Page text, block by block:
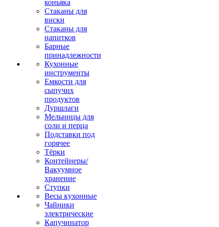
коньяка
Стаканы для
виски
Стаканы для
напитков
Барные
принадлежности
Кухонные
инструменты
Емкости для
сыпучих
продуктов
Дуршлаги
Мельницы для
соли и перца
Подставки под
горячее
Тёрки
Контейнеры/
Вакуумное
хранение
Ступки
Весы кухонные
Чайники
электрические
Капучинатор